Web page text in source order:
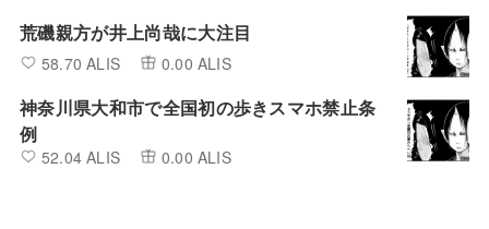
荒磯親方が井上尚哉に大注目
58.70 ALIS 0.00 ALIS
神奈川県大和市で全国初の歩きスマホ禁止条
例
52.04 ALIS 0.00 ALIS